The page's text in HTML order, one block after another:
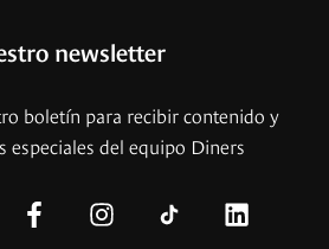
newsletter
boletín para recibir contenido y
especiales del equipo Diners